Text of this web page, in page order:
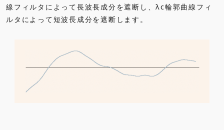
線フィルタによって長波長成分を遮断し、λc輪郭曲線フィ
ルタによって短波長成分を遮断します。